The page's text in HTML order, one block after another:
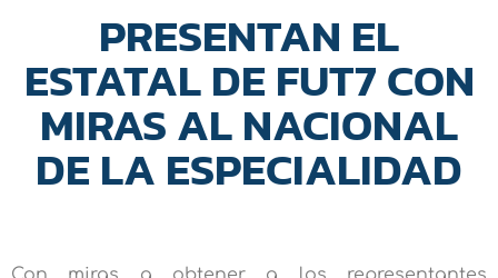
PRESENTAN EL
ESTATAL DE FUT7 CON
MIRAS AL NACIONAL
DE LA ESPECIALIDAD